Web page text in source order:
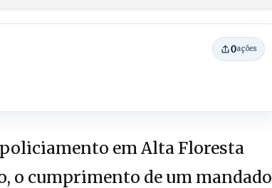
0ações
em Alta Floresta
o cumprimento de um mandado